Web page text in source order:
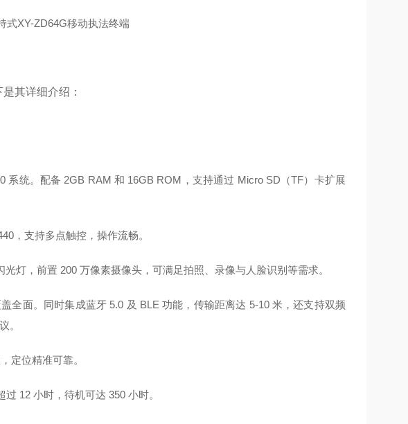
其详细介绍：
系统。配备 2GB RAM 和 16GB ROM，支持通过 Micro SD（TF）卡扩展
，支持多点触控，操作流畅。
灯，前置 200 万像素摄像头，可满足拍照、录像与人脸识别等需求。
全面。同时集成蓝牙 5.0 及 BLE 功能，传输距离达 5-10 米，还支持双频
。
定位精准可靠。
12 小时，待机可达 350 小时。